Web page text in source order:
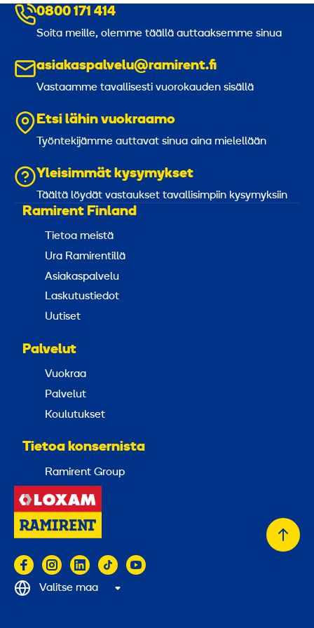
0800 171 414
Soita meille, olemme täällä auttaaksemme sinua
asiakaspalvelu@ramirent.fi
Vastaamme tavallisesti vuorokauden sisällä
Etsi lähin vuokraamo
Työntekijämme auttavat sinua aina mielellään
Yleisimmät kysymykset
Täältä löydät vastaukset tavallisimpiin kysymyksiin
Ramirent Finland
Tietoa meistä
Ura Ramirentillä
Asiakaspalvelu
Laskutustiedot
Uutiset
Palvelut
Vuokraa
Palvelut
Koulutukset
Tietoa konsernista
Ramirent Group
Valitse maa